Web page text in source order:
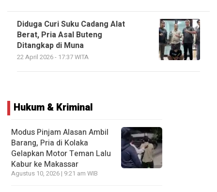
Diduga Curi Suku Cadang Alat
Berat, Pria Asal Buteng
Ditangkap di Muna
22 April 2026 - 17:37 WITA
Hukum & Kriminal
Modus Pinjam Alasan Ambil
Barang, Pria di Kolaka
Gelapkan Motor Teman Lalu
Kabur ke Makassar
Agustus 10, 2026 | 9:21 am WIB